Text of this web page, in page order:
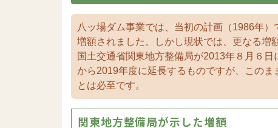
八ッ場ダム事業では、当初の計画（1986年
増額されました。しかし現状では、更なる増
国土交通省関東地方整備局が2013年８月６
から2019年度に延長するものですが、この
とは必至です。
関東地方整備局が示した増額